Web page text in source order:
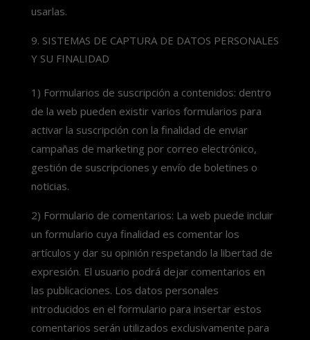
usarlas.
SISTEMAS DE CAPTURA DE DATOS PERSONALES
Y SU FINALIDAD
1) Formularios de suscripción a contenidos: dentro
de la web pueden existir varios formularios para
activar la suscripción con la finalidad de enviar
campañas de marketing por correo electrónico,
gestión de suscripciones y envío de boletines o
noticias.
2) Formulario de comentarios: La web puede incluir
un formulario cuya finalidad es comentar los
artículos y dar su opinión respetando la libertad de
expresión. El usuario podrá dejar comentarios en
las publicaciones. Los datos personales
introducidos en el formulario para insertar estos
comentarios serán utilizados exclusivamente para